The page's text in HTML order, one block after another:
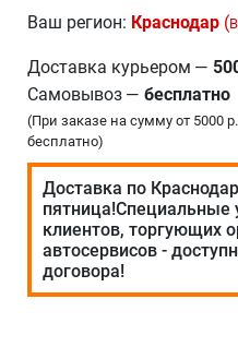
Ваш регион: Краснодар (
Доставка курьером —
Самовывоз — бесплатно
(При заказе на сумму от 5000
бесплатно)
Доставка по
пятница!Специальные
клиентов, торгующих
автосервисов -
договора!